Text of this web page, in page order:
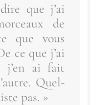
que j’ai
de
que vous
ce que j’ai
j’en ai fait
Quel­
pas. »